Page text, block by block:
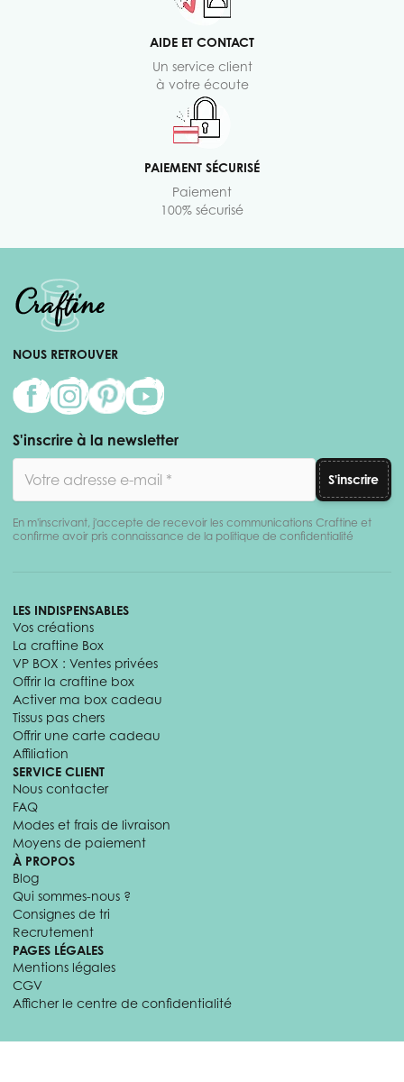
AIDE ET CONTACT
Un service client
à votre écoute
PAIEMENT SÉCURISÉ
Paiement
100% sécurisé
NOUS RETROUVER
S'inscrire à la newsletter
S'inscrire
En m'inscrivant, j'accepte de recevoir les communications Craftine et
confirme avoir pris connaissance de la politique de confidentialité
LES INDISPENSABLES
Vos créations
La craftine Box
VP BOX : Ventes privées
Offrir la craftine box
Activer ma box cadeau
Tissus pas chers
Offrir une carte cadeau
Affiliation
SERVICE CLIENT
Nous contacter
FAQ
Modes et frais de livraison
Moyens de paiement
À PROPOS
Blog
Qui sommes-nous ?
Consignes de tri
Recrutement
PAGES LÉGALES
Mentions légales
CGV
Afficher le centre de confidentialité